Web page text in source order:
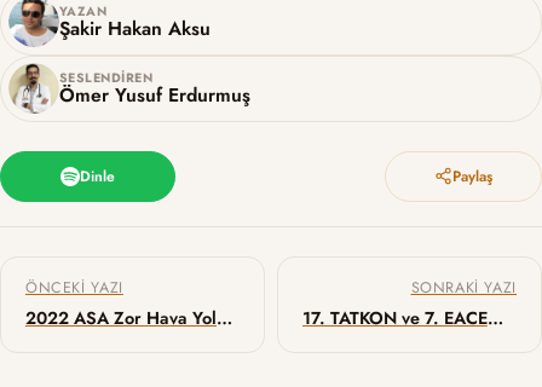
YAZAN
Şakir Hakan Aksu
SESLENDIREN
Ömer Yusuf Erdurmuş
Dinle Paylaş
Yazı gezinmesi
ÖNCEKI YAZI
2022 ASA Zor Hava Yolu Yönetimi Kılavuzu
SONRAKI YAZI
17. TATKON ve 7. EACEM’in ardından…